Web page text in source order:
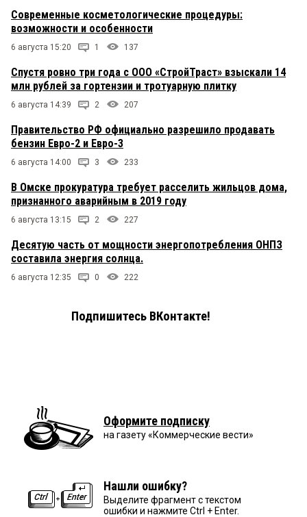
Современные косметологические процедуры:
возможности и особенности
6 августа 15:20 1 137
Спустя ровно три года с ООО «СтройТраст» взыскали 14
млн рублей за гортензии и тротуарную плитку
6 августа 14:39 2 207
Правительство РФ официально разрешило продавать
бензин Евро-2 и Евро-3
6 августа 14:00 3 233
В Омске прокуратура требует расселить жильцов дома,
признанного аварийным в 2019 году
6 августа 13:15 2 227
Десятую часть от мощности энергопотребления ОНПЗ
составила энергия солнца.
6 августа 12:35 0 222
Подпишитесь ВКонтакте!
Оформите подписку
на газету «Коммерческие вести»
Нашли ошибку?
Выделите фрагмент с текстом
ошибки и нажмите Ctrl + Enter.